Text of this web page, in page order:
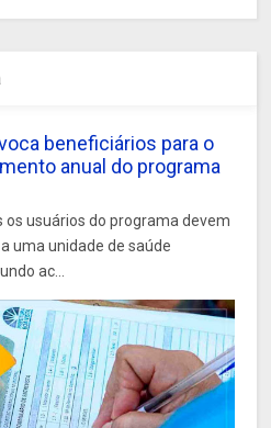
beneficiários para o
anual do programa
os usuários do programa devem
uma unidade de saúde
ac...